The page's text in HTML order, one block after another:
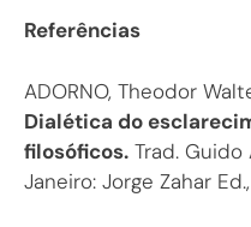
Referências
ADORNO, Theodor
Dialética do
filosóficos. Trad.
Janeiro: Jorge Zahar